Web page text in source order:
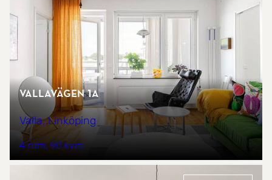
Vallavägen 1A
Valla, Linköping
4 rum 90 kvm